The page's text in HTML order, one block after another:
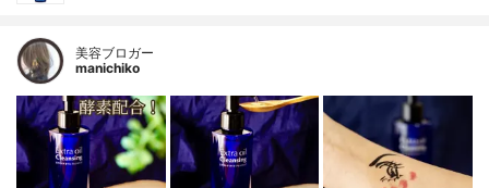
美容ブロガー
manichiko